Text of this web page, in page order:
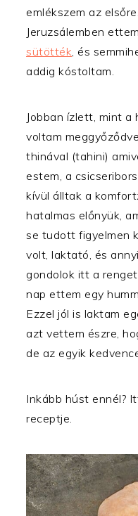
emlékszem az
Jeruzsálemben
sütötték, és
addig kóstoltam.
Jobban ízlett, mint a
voltam
thinával (tahini)
estem, a
kívül álltak a
hatalmas előnyük,
se tudott figyelmen
volt, laktató, és
gondolok itt a
nap ettem egy
Ezzel jól is laktam
azt vettem észre,
de az egyik
Inkább húst ennél?
receptje.